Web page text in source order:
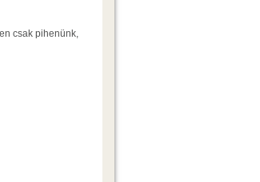
csak pihenünk,